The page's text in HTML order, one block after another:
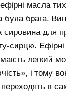
масла
була брага.
сировина для
сирцю. Ефірні
легкий
і тому
в